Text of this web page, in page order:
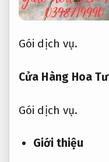
Gói dịch vụ.
Cửa Hàng Hoa
Gói dịch vụ.
Giới thiệu